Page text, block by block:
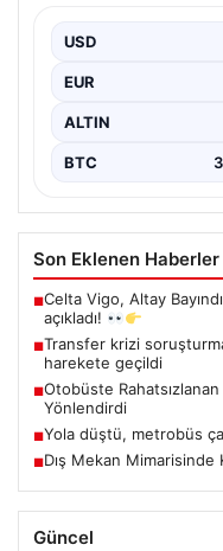
USD
EUR
ALTIN
BTC
Son Eklenen Haberler
■Celta Vigo, Altay
açıkladı!
■Transfer krizi
harekete geçildi
■Otobüste
Yönlendirdi
■Yola düştü, metrobüs
■Dış Mekan
Güncel